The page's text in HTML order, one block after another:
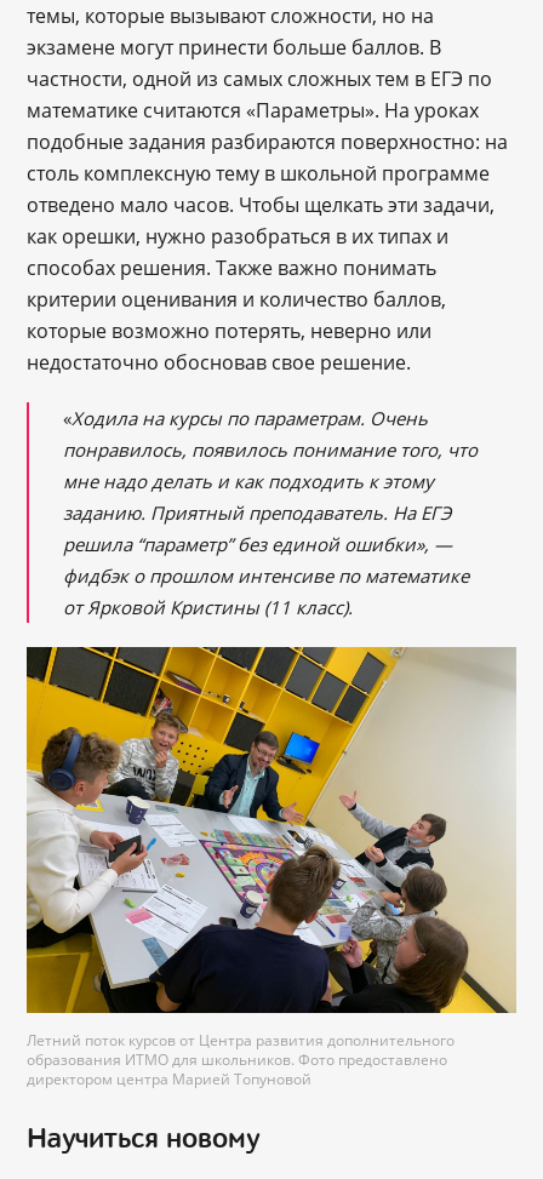
темы, которые вызывают сложности, но на
экзамене могут принести больше баллов. В
частности, одной из самых сложных тем в ЕГЭ по
математике считаются «Параметры». На уроках
подобные задания разбираются поверхностно: на
столь комплексную тему в школьной программе
отведено мало часов. Чтобы щелкать эти задачи,
как орешки, нужно разобраться в их типах и
способах решения. Также важно понимать
критерии оценивания и количество баллов,
которые возможно потерять, неверно или
недостаточно обосновав свое решение.
«Ходила на курсы по параметрам. Очень
понравилось, появилось понимание того, что
мне надо делать и как подходить к этому
заданию. Приятный преподаватель. На ЕГЭ
решила “параметр” без единой ошибки», —
фидбэк о прошлом интенсиве по математике
от Ярковой Кристины (11 класс).
Летний поток курсов от Центра развития дополнительного
образования ИТМО для школьников. Фото предоставлено
директором центра Марией Топуновой
Научиться новому